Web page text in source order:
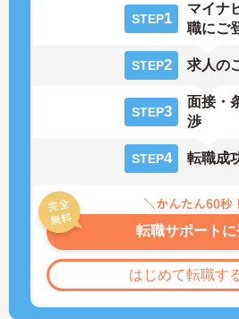
STEP1
マイナ
職にご
STEP2 求人の
STEP3
面接・
渉
STEP4 転職成
転職サポート
はじめて転職す